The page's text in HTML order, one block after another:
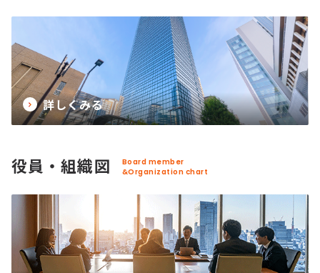
詳しくみる
役員・組織図
Board member
&Organization chart